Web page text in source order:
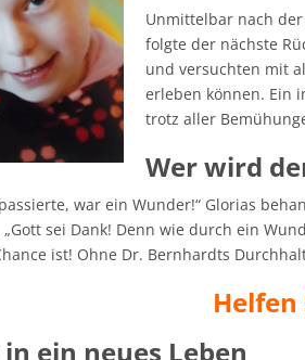
Unmittelbar nach
folgte der nächste
und versuchten mit
erleben können. Ein
trotz aller
Wer wird
war ein Wunder!“ Glorias
sei Dank! Denn wie durch ein
ist! Ohne Dr. Bernhardts
in ein neues Leben